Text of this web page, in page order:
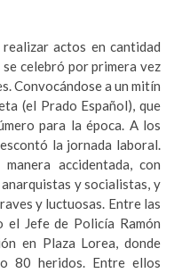
actos en cantidad
celebró por primera vez
Convocándose a un mitín
(el Prado Español), que
para la época. A los
la jornada laboral.
accidentada, con
y socialistas, y
y luctuosas. Entre las
el Jefe de Policía Ramón
en Plaza Lorea, donde
80 heridos. Entre ellos